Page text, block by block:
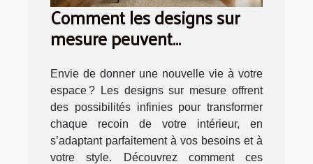
Comment les designs sur
mesure peuvent
transformer votre intérieur ?
Envie de donner une nouvelle vie à votre
espace ? Les designs sur mesure offrent
des possibilités infinies pour transformer
chaque recoin de votre intérieur, en
s’adaptant parfaitement à vos besoins et à
votre style. Découvrez comment ces